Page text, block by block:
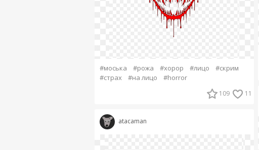
#моська #рожа #хорор #лицо
#скрим
#страх
#на лицо #horror
109 11
atacaman